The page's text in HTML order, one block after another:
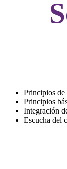
Principios
Principios
Integración
Escucha del